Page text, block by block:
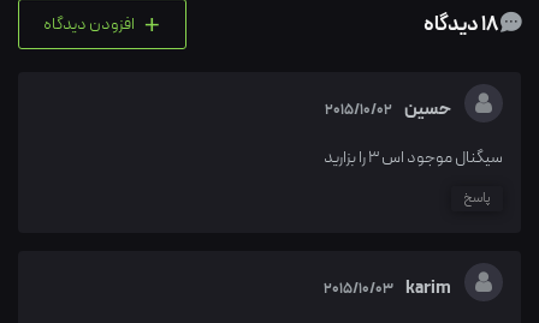
+ افزودن دیدگاه
حسین 2015/10/02
سیگنال موجود اس 3 را بزارید
پاسخ
karim
2015/10/03